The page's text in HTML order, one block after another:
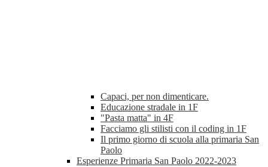
Capaci, per non dimenticare.
Educazione stradale in 1F
"Pasta matta" in 4F
Facciamo gli stilisti con il coding in 1F
Il primo giorno di scuola alla primaria San
Paolo
Esperienze Primaria San Paolo 2022-2023